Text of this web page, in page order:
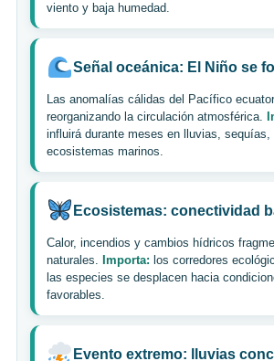
viento y baja humedad.
Señal oceánica: El Niño se
Las anomalías cálidas del Pacífico
reorganizando la circulación atmosférica.
influirá durante meses en lluvias, sequías,
ecosistemas marinos.
Ecosistemas: conectividad
Calor, incendios y cambios hídricos
naturales. Importa: los corredores
las especies se desplacen hacia
favorables.
Evento extremo: lluvias